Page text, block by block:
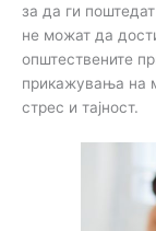
за да ги
не можат да
општествените
прикажувања на
стрес и тајност.